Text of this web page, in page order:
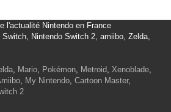
l'actualité Nintendo en France
Nintendo Switch 2, amiibo, Zelda,
, Mario, Pokémon, Metroid, Xenoblade,
, My Nintendo, Cartoon Master,
2